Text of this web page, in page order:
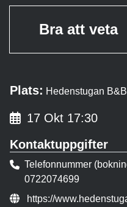
Bra att veta
Plats: Hedenstugan B&B
17 Okt 17:30
Kontaktuppgifter
Telefonnummer
0722074699
Evenemangslänk:
https://